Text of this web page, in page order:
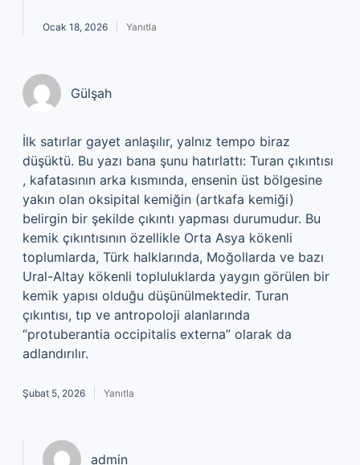
Ocak 18, 2026 Yanıtla
Gülşah
İlk satırlar gayet anlaşılır, yalnız tempo biraz
düşüktü. Bu yazı bana şunu hatırlattı: Turan çıkıntısı
, kafatasının arka kısmında, ensenin üst bölgesine
yakın olan oksipital kemiğin (artkafa kemiği)
belirgin bir şekilde çıkıntı yapması durumudur. Bu
kemik çıkıntısının özellikle Orta Asya kökenli
toplumlarda, Türk halklarında, Moğollarda ve bazı
Ural-Altay kökenli topluluklarda yaygın görülen bir
kemik yapısı olduğu düşünülmektedir. Turan
çıkıntısı, tıp ve antropoloji alanlarında
“protuberantia occipitalis externa” olarak da
adlandırılır.
Şubat 5, 2026 Yanıtla
admin